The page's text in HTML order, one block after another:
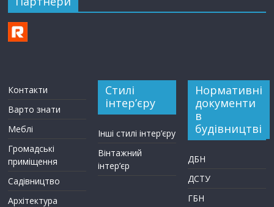
Контакти
Варто знати
Меблі
Громадські
приміщення
Садівництво
Архітектура
Стилі
інтер’єру
Інші стилі інтер’єру
Вінтажний
інтер’єр
Нормативні
документи
в
будівництві
ДБН
ДСТУ
ГБН